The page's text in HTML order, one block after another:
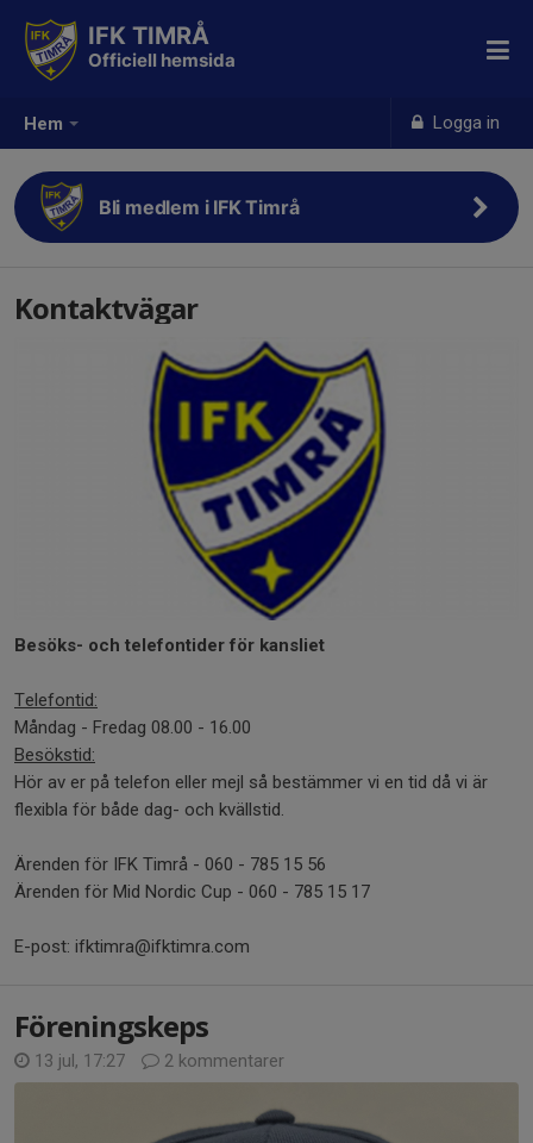
Hem Logga in
IFK TIMRÅ
Officiell hemsida
Bli medlem i IFK Timrå
Kontaktvägar
Besöks- och telefontider för kansliet
Telefontid:
Måndag - Fredag 08.00 - 16.00
Besökstid:
Hör av er på telefon eller mejl så bestämmer vi en tid då vi är
flexibla för både dag- och kvällstid.
Ärenden för IFK Timrå - 060 - 785 15 56
Ärenden för Mid Nordic Cup - 060 - 785 15 17
E-post: ifktimra@ifktimra.com
Föreningskeps
13 jul, 17:27 2 kommentarer